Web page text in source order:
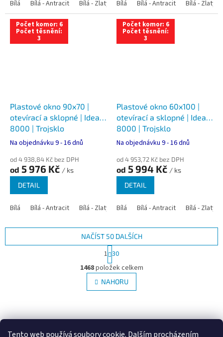
Tento web používá soubory cookie. Dalším procházením
Bílá Bílá - Antracit Bílá - Zlatý dub Bílá - Tmavý dub Bílá -
Bílá Bílá - Antracit Bílá - Zlatý
Počet komor: 6
Počet těsnění:
3
Plastové okno 90x70 |
otevírací a sklopné | Ideal
8000 | Trojsklo
Na objednávku 9 - 16 dnů
od 4 938,84 Kč bez DPH
od 5 976 Kč / ks
DETAIL
Bílá Bílá - Antracit Bílá - Zlatý dub Bílá - Tmavý dub Bílá -
Počet komor: 6
Počet těsnění:
3
Plastové okno 60x100 |
otevírací a sklopné | Ideal
8000 | Trojsklo
Na objednávku 9 - 16 dnů
od 4 953,72 Kč bez DPH
od 5 994 Kč / ks
DETAIL
Bílá Bílá - Antracit Bílá - Zlatý
O
v
l
á
c
NAČÍST 50 DALŠÍCH
S
t
r
á
n
k
á
í
1 30
1468položek celkem
NAHORU
á